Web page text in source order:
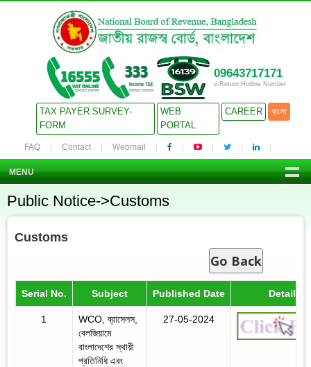
09643717171
e-Return Hotline Number
TAX PAYER SURVEY-
FORM
WEB
PORTAL
CAREER বাংলা
FAQ Contact Webmail
MENU
Public Notice->Customs
Customs
Go Back
Serial No. Subject Published Date Details
1
WCO, ব্রাসেলস,
বেলজিয়ামে
বাংলাদেশের স্থায়ী
প্রতিনিধি এবং
27-05-2024